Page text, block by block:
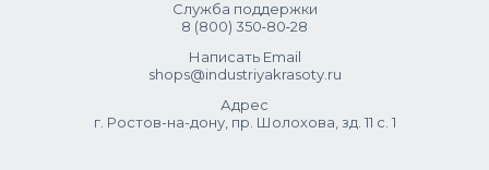
Служба поддержки
8 (800) 350‑80‑28
Написать Email
shops@industriyakrasoty.ru
Адрес
г. Ростов-на-дону, пр. Шолохова, зд. 11 с. 1